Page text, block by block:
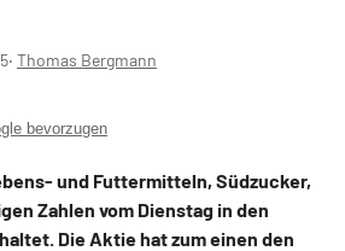
‧ Thomas Bergmann
bevorzugen
und Futtermitteln, Südzucker,
Zahlen vom Dienstag in den
Die Aktie hat zum einen den